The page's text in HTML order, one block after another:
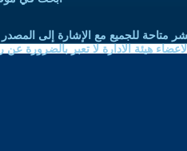
متاحة للجميع مع الإشارة إلى المصدر
هيئة الادارة لا تعبر بالضرورة عن